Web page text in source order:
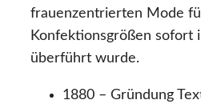
frauenzentrierten Mode
Konfektionsgrößen sofort
überführt wurde.
1880 – Gründung